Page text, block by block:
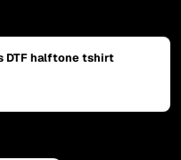
DTF halftone tshirt